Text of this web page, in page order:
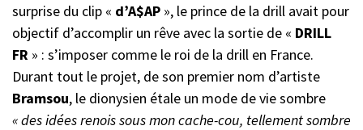
surprise du clip « d’A$AP », le prince de la drill avait pour
objectif d’accomplir un rêve avec la sortie de « DRILL
FR » : s’imposer comme le roi de la drill en France.
Durant tout le projet, de son premier nom d’artiste
Bramsou, le dionysien étale un mode de vie sombre
« des idées renois sous mon cache-cou, tellement sombre